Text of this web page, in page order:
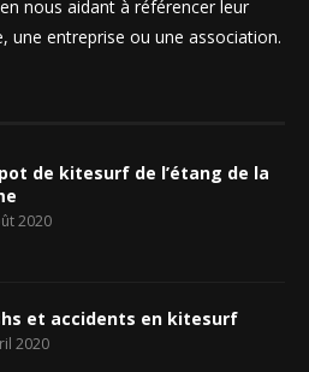
nous aidant à référencer leur
une entreprise ou une association.
de kitesurf de l’étang de la
2020
et accidents en kitesurf
2020